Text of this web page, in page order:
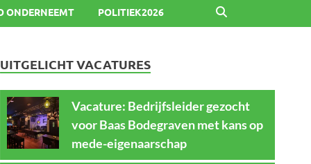
ONDERNEEMT POLITIEK2026
UITGELICHT VACATURES
Vacature: Bedrijfsleider gezocht
voor Baas Bodegraven met kans op
mede-eigenaarschap